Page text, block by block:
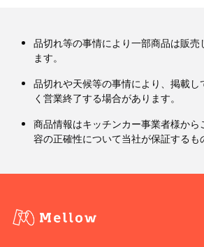
品切れ等の事情により一部商品は販売
ます。
品切れや天候等の事情により、掲載
く営業終了する場合があります。
商品情報はキッチンカー事業者様から
容の正確性について当社が保証するも